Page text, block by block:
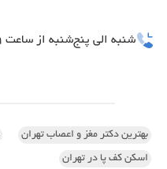
شنبه الی پنج‌شنبه از ساعت 9 صبح
بهترین دکتر مغز و اعصاب تهران
اسکن کف پا در تهران